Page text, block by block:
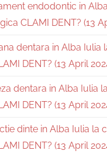
endodontic in
CLAMI DENT? (13
dentara in Alba Iulia
DENT? (13 April
dentara in Alba Iulia
DENT? (13 April
dinte in Alba Iulia la
DENT? (13 April